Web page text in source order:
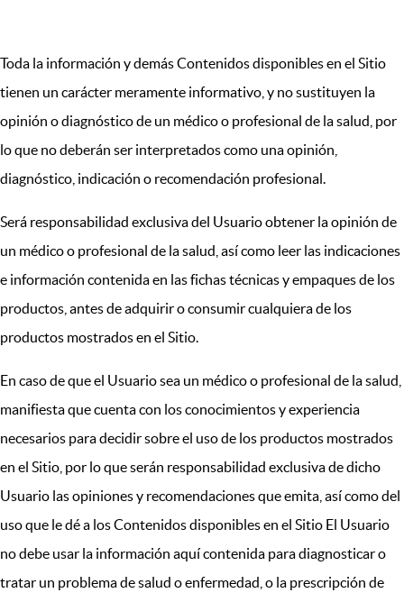
Toda la información y demás Contenidos disponibles en el Sitio
tienen un carácter meramente informativo, y no sustituyen la
opinión o diagnóstico de un médico o profesional de la salud, por
lo que no deberán ser interpretados como una opinión,
diagnóstico, indicación o recomendación profesional.
Será responsabilidad exclusiva del Usuario obtener la opinión de
un médico o profesional de la salud, así como leer las indicaciones
e información contenida en las fichas técnicas y empaques de los
productos, antes de adquirir o consumir cualquiera de los
productos mostrados en el Sitio.
En caso de que el Usuario sea un médico o profesional de la salud,
manifiesta que cuenta con los conocimientos y experiencia
necesarios para decidir sobre el uso de los productos mostrados
en el Sitio, por lo que serán responsabilidad exclusiva de dicho
Usuario las opiniones y recomendaciones que emita, así como del
uso que le dé a los Contenidos disponibles en el Sitio El Usuario
no debe usar la información aquí contenida para diagnosticar o
tratar un problema de salud o enfermedad, o la prescripción de